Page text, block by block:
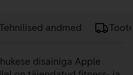
Tehnilised andmed
disainiga Apple